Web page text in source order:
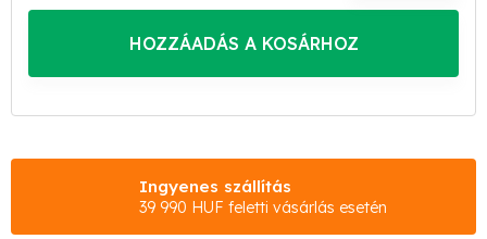
HOZZÁADÁS A KOSÁRHOZ
Ingyenes szállítás
39 990 HUF feletti vásárlás esetén